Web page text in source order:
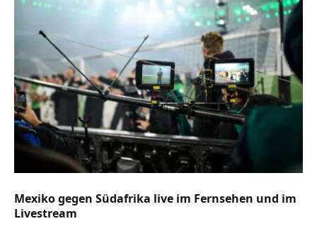
Mexiko gegen Südafrika live im Fernsehen und im
Livestream